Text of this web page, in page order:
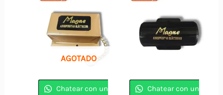
AGOTADO
Chatear con un
Chatear con un